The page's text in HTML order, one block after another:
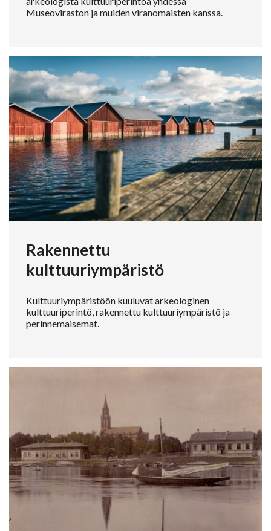
Museoviraston ja muiden viranomaisten kanssa.
Rakennettu
kulttuuriympäristö
Kulttuuriympäristöön kuuluvat arkeologinen
kulttuuriperintö, rakennettu kulttuuriympäristö ja
perinnemaisemat.